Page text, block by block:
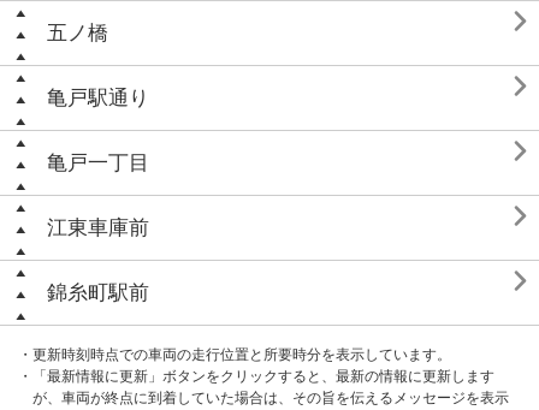
五ノ橋 
亀戸駅通り 
亀戸一丁目 
江東車庫前 
錦糸町駅前 
・更新時刻時点での車両の走行位置と所要時分を表示しています。
・「最新情報に更新」ボタンをクリックすると、最新の情報に更新します
が、車両が終点に到着していた場合は、その旨を伝えるメッセージを表示